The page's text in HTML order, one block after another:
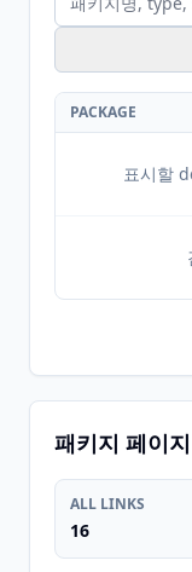
PACKAGE
표시할
패키지 페이지
ALL LINKS
16